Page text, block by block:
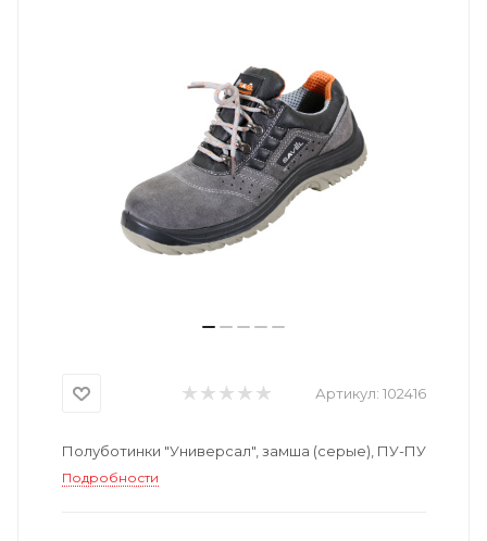
Артикул: 102416
Полуботинки "Универсал", замша (серые), ПУ-ПУ
Подробности